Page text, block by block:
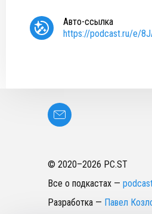
Авто-ссылка
https://podcast.ru/e/
© 2020–2026 PC.ST
Все о подкастах —
Разработка — Павел